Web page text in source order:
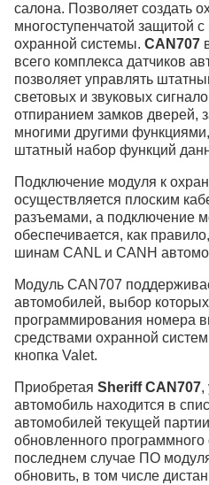
салона. Позволяет создать
многоступенчатой защитой
охранной системы. CAN707
всего комплекса датчиков
позволяет управлять
световых и звуковых
отпиранием замков дверей,
многими другими
штатный набор функций
Подключение модуля к
осуществляется плоским
разъемами, а подключение
обеспечивается, как
шинам CANL и CANH
Модуль CAN707
автомобилей, выбор
программирования номера
средствами охранной
кнопка Valet.
Приобретая Sheriff CAN707,
автомобиль находится в
автомобилей текущей
обновленного
последнем случае ПО
обновить, в том числе